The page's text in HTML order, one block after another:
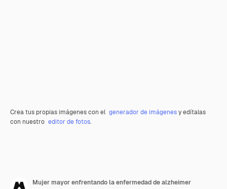
Crea tus propias imágenes con el generador de imágenesy edítalas
con nuestro editor de fotos.
Mujer mayor enfrentando la enfermedad de alzheimer